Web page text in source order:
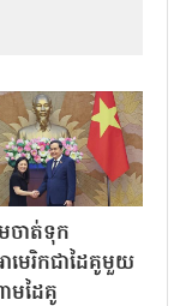
ចាត់ទុក
មេរិកជាដៃគូមួយ
មដៃគូ